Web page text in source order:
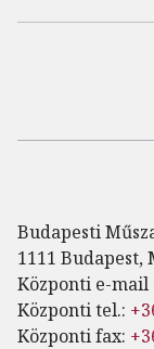
Budapesti
1111
Központi e-mail
Központi tel.:
Központi fax: